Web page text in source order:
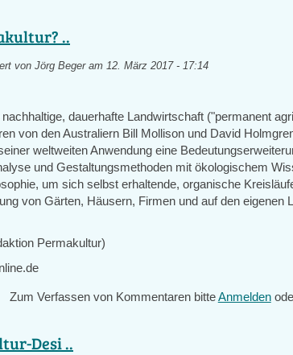
..
vonJörg Begeram 12. März 2017 - 17:14
dauerhafte Landwirtschaft ("permanent
von den Australiern Bill Mollison und David
weltweiten Anwendung eine
und Gestaltungsmethoden mit ökologischem
um sich selbst erhaltende, organische
von Gärten, Häusern, Firmen und auf den eigenen
Permakultur)
Zum Verfassen von Kommentaren bitteAnmelden
Desi ..